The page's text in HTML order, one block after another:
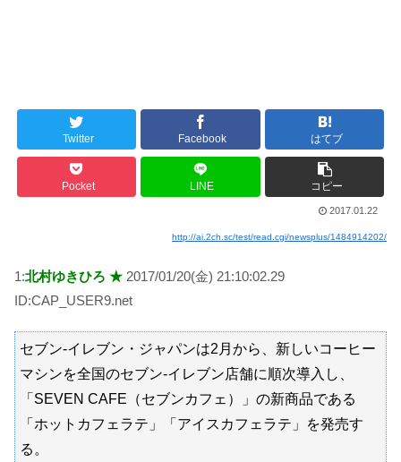
Powered by livedoor 相互RSS
Twitter Facebook はてブ
Pocket LINE コピー
2017.01.22
http://ai.2ch.sc/test/read.cgi/newsplus/1484914202/
1:北村ゆきひろ ★ 2017/01/20(金) 21:10:02.29
ID:CAP_USER9.net
セブン-イレブン・ジャパンは2月から、新しいコーヒー
マシンを全国のセブン-イレブン店舗に順次導入し、
「SEVEN CAFE（セブンカフェ）」の新商品である
「ホットカフェラテ」「アイスカフェラテ」を発売す
る。